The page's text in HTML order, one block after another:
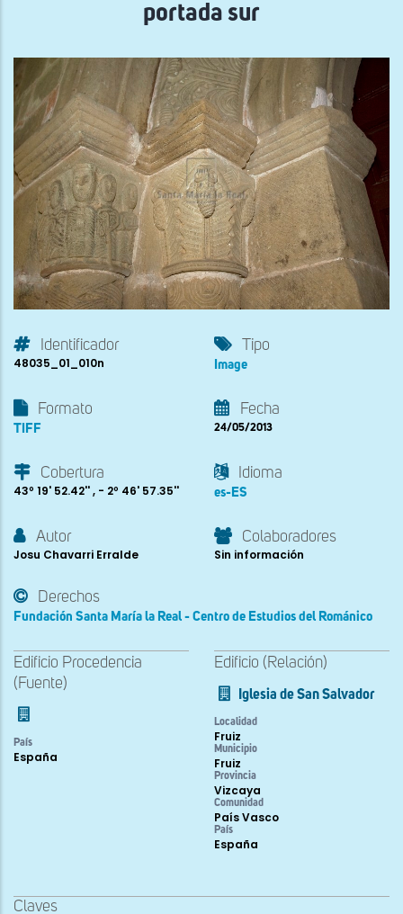
portada sur
Identificador
48035_01_010n
Tipo
Image
Formato
TIFF
Fecha
24/05/2013
Cobertura
43º 19' 52.42'' , - 2º 46' 57.35''
Idioma
es-ES
Autor
Josu Chavarri Erralde
Colaboradores
Sin información
Derechos
Fundación Santa María la Real - Centro de Estudios del Románico
Edificio Procedencia
(Fuente)
País
España
Edificio (Relación)
Iglesia de San Salvador
Localidad
Fruiz
Municipio
Fruiz
Provincia
Vizcaya
Comunidad
País Vasco
País
España
Claves